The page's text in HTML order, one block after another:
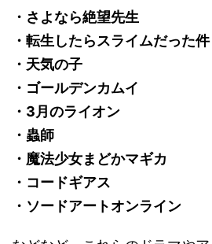
・さよなら絶望先生
・転生したらスライムだった件
・天気の子
・ゴールデンカムイ
・3月のライオン
・蟲師
・魔法少女まどかマギカ
・コードギアス
・ソードアートオンライン